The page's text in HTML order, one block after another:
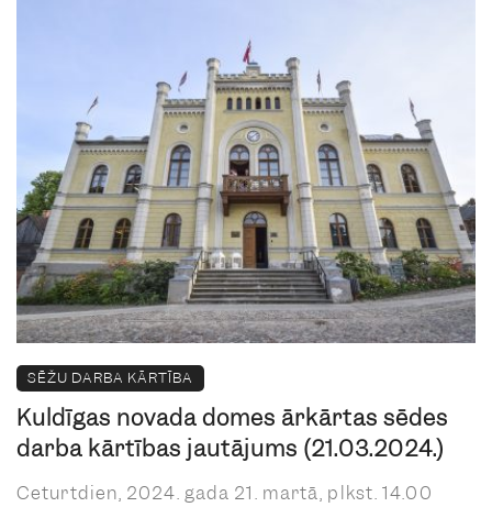
SĒŽU DARBA KĀRTĪBA
Kuldīgas novada domes ārkārtas sēdes
darba kārtības jautājums (21.03.2024.)
Ceturtdien, 2024. gada 21. martā, plkst. 14.00